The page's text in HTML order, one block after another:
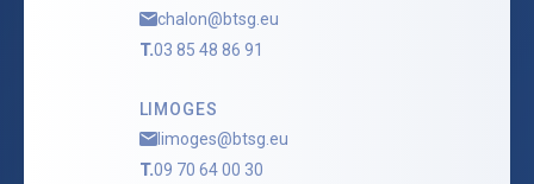
chalon@btsg.eu
T.03 85 48 86 91
LIMOGES
limoges@btsg.eu
T.09 70 64 00 30